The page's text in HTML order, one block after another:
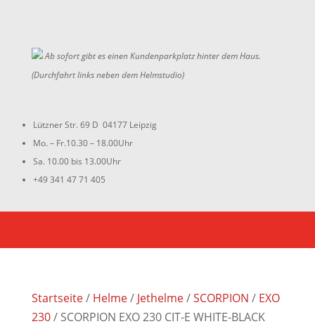
Ab sofort gibt es einen Kundenparkplatz hinter dem Haus.
(Durchfahrt links neben dem Helmstudio)
Lützner Str. 69 D 04177 Leipzig
Mo. – Fr.10.30 – 18.00Uhr
Sa. 10.00 bis 13.00Uhr
+49 341 47 71 405
Startseite/ Helme/ Jethelme/SCORPION / EXO
230/ SCORPION EXO 230 CIT-E WHITE-BLACK